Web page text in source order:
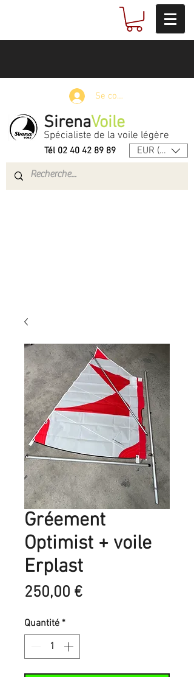
Se connecter
SirenaVoile
Spécialiste de la voile légère
Tél 02 40 42 89 89 EUR (€)
Gréement
Optimist + voile
Erplast
250,00 €Prix
Quantité *